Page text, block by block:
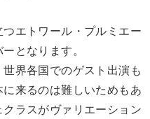
エトワール・プルミエー
となります。
界各国でのゲスト出演も
来るのは難しいためもあ
ラスがヴァリエーション